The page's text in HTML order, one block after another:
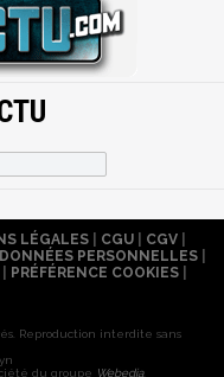
LÉGALES| CGU| CGV|
PERSONNELLES
PRÉFÉRENCE COOKIES
Reproduction interdite sans
du groupe Webedia.